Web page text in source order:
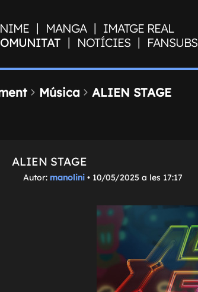
| MANGA | IMATGE REAL
| NOTÍCIES | FANSUBS
Música ALIEN STAGE
ALIEN STAGE
M
Autor: manolini • 10/05/2025 a les 17:17